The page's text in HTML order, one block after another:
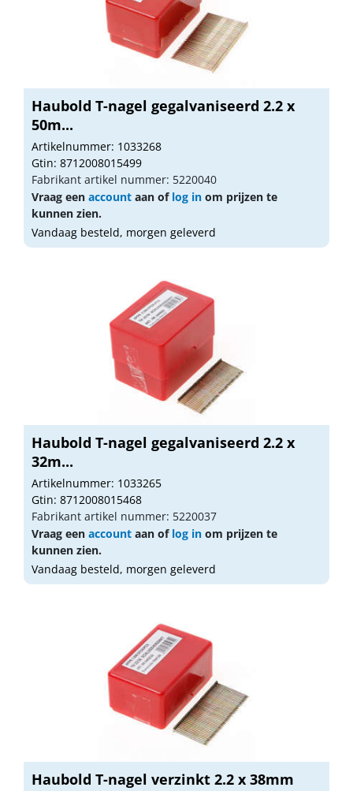
Haubold T-nagel gegalvaniseerd 2.2 x
50m...
Artikelnummer: 1033268
Gtin: 8712008015499
Fabrikant artikel nummer: 5220040
Vraag een account aan of log in om prijzen te
kunnen zien.
Vandaag besteld, morgen geleverd
Haubold T-nagel gegalvaniseerd 2.2 x
32m...
Artikelnummer: 1033265
Gtin: 8712008015468
Fabrikant artikel nummer: 5220037
Vraag een account aan of log in om prijzen te
kunnen zien.
Vandaag besteld, morgen geleverd
Haubold T-nagel verzinkt 2.2 x 38mm